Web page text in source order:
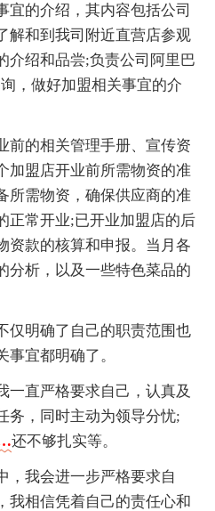
宜的介绍，其内容包括公司
解和到我司附近直营店参观
介绍和品尝;负责公司阿里巴
，做好加盟相关事宜的介
前的相关管理手册、宣传资
加盟店开业前所需物资的准
所需物资，确保供应商的准
正常开业;已开业加盟店的后
资款的核算和申报。当月各
分析，以及一些特色菜品的
仅明确了自己的职责范围也
宜都明确了。
一直严格要求自己，认真及
务，同时主动为领导分忧;
还不够扎实等。
，我会进一步严格要求自
我相信凭着自己的责任心和